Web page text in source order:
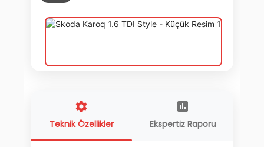
Teknik Özellikler Ekspertiz Raporu